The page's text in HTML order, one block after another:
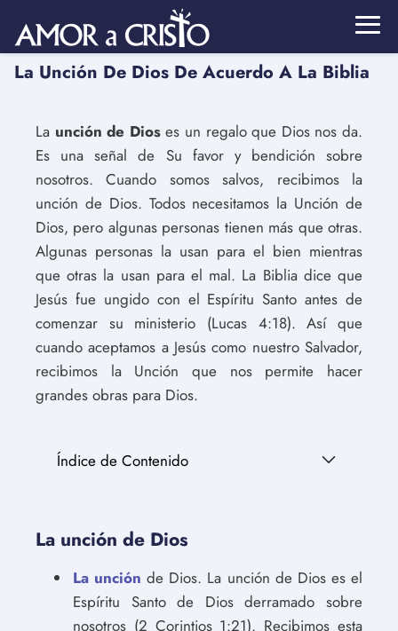
La Unción De Dios De Acuerdo A La Biblia
La unción de Dioses un regalo que Dios nos da.
Es una señal de Su favor y bendición sobre
nosotros. Cuando somos salvos, recibimos la
unción de Dios. Todos necesitamos la Unción de
Dios, pero algunas personas tienen más que otras.
Algunas personas la usan para el bien mientras
que otras la usan para el mal. La Biblia dice que
Jesús fue ungido con el Espíritu Santo antes de
comenzar su ministerio (Lucas 4:18). Así que
cuando aceptamos a Jesús como nuestro Salvador,
recibimos la Unción que nos permite hacer
grandes obras para Dios.
Índice de Contenido
La unción de Dios
La unción de Dios. La unción de Dios es el
Espíritu Santo de Dios derramado sobre
nosotros (2 Corintios 1:21). Recibimos esta